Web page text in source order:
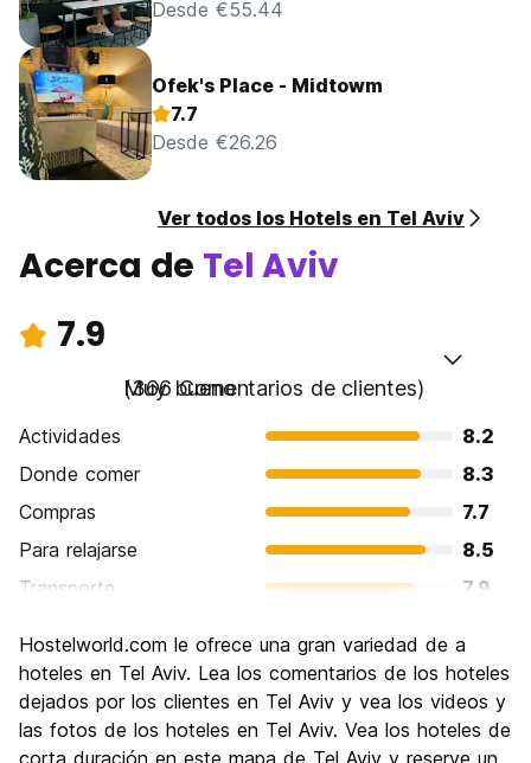
Desde €55.44
Ofek's Place - Midtowm
7.7
Desde €26.26
Ver todos los Hotels en Tel Aviv
Acerca de Tel Aviv
7.9
Muy bueno
(366 Comentarios de clientes)
Actividades
8.2
Donde comer
8.3
Compras
7.7
Para relajarse
8.5
Transporte
7.9
Cultura
7.8
Fiesta
8.4
Calidad Precio
6.6
Hostelworld.com le ofrece una gran variedad de a
hoteles en Tel Aviv. Lea los comentarios de los hoteles
dejados por los clientes en Tel Aviv y vea los videos y
las fotos de los hoteles en Tel Aviv. Vea los hoteles de
corta duración en este mapa de Tel Aviv y reserve un